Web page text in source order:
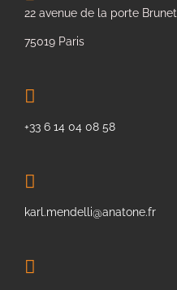
22 avenue de la porte Brunet
75019 Paris
+33 6 14 04 08 58
karl.mendelli@anatone.fr